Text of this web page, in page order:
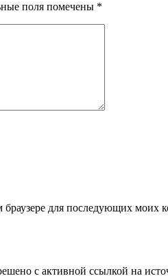
поля помечены *
для последующих моих
с активной ссылкой на